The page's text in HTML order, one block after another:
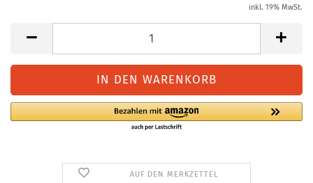
inkl. 19% MwSt.
AUF DEN MERKZETTEL